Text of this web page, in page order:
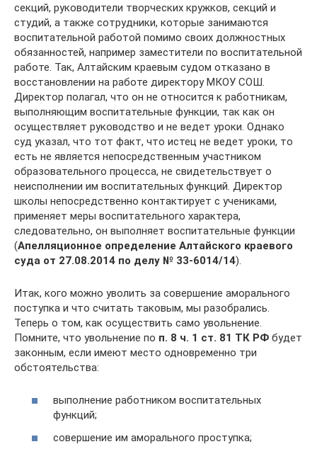
секций, руководители творческих кружков, секций и
студий, а также сотрудники, которые занимаются
воспитательной работой помимо своих должностных
обязанностей, например заместители по воспитательной
работе. Так, Алтайским краевым судом отказано в
восстановлении на работе директору МКОУ СОШ.
Директор полагал, что он не относится к работникам,
выполняющим воспитательные функции, так как он
осуществляет руководство и не ведет уроки. Однако
суд указал, что тот факт, что истец не ведет уроки, то
есть не является непосредственным участником
образовательного процесса, не свидетельствует о
неисполнении им воспитательных функций. Директор
школы непосредственно контактирует с учениками,
применяет меры воспитательного характера,
следовательно, он выполняет воспитательные функции
(Апелляционное определение Алтайского краевого
суда от 27.08.2014 по делу № 33‑6014/14).
Итак, кого можно уволить за совершение аморального
поступка и что считать таковым, мы разобрались.
Теперь о том, как осуществить само увольнение.
Помните, что увольнение по п. 8 ч. 1 ст. 81 ТК РФ будет
законным, если имеют место одновременно три
обстоятельства:
выполнение работником воспитательных
функций;
совершение им аморального проступка;